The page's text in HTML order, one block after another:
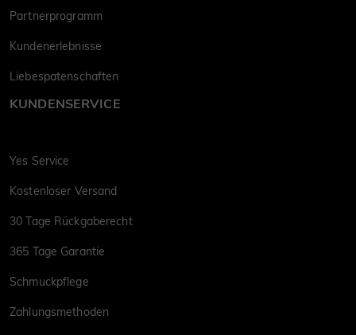
Partnerprogramm
Kundenerlebnisse
Liebespatenschaften
KUNDENSERVICE
Yes Service
Kostenloser Versand
30 Tage Rückgaberecht
365 Tage Garantie
Schmuckpflege
Zahlungsmethoden